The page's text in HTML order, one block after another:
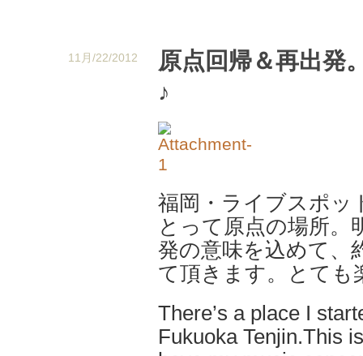
11月/22/2012
原点回帰＆再出発
♪
福岡・ライブスポッ
とって原点の場所。
発の意味を込めて、
て頂きます。とても
There’s a place I
Fukuoka Tenjin.This